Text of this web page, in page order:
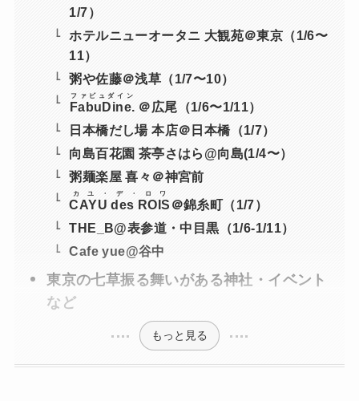
1/7）
ホテルニューオータニ 大観苑＠東京（1/6〜
11）
粥や佐藤＠浅草（1/7〜10）
FabuDine.
ファビュダイン
＠広尾（1/6〜1/11）
日本橋だし場 本店＠日本橋（1/7）
向島百花園 茶亭さはら@向島(1/4〜）
粥麺楽屋 喜々＠神宮前
CAYU des ROIS
カユ・デ・ロワ
＠錦糸町（1/7）
THE_B@表参道・中目黒（1/6-1/11）
Cafe yue@谷中
東京の七草振る舞いがある神社・イベント
など
もっと見る